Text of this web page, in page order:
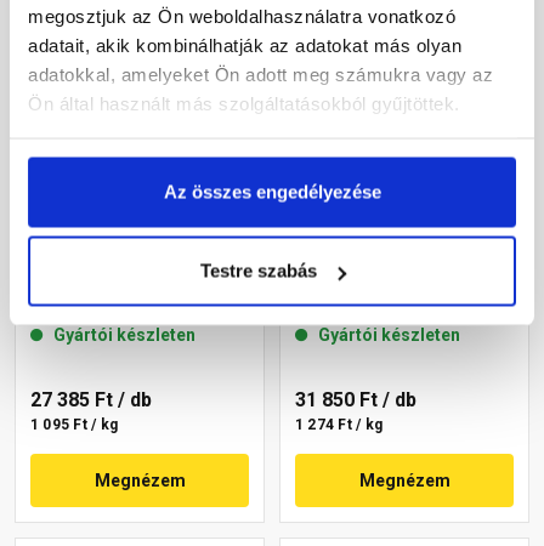
megosztjuk az Ön weboldalhasználatra vonatkozó
adatait, akik kombinálhatják az adatokat más olyan
adatokkal, amelyeket Ön adott meg számukra vagy az
Ön által használt más szolgáltatásokból gyűjtöttek.
Az összes engedélyezése
Testre szabás
Masterplast
16-C 25 kg
Gyártói készleten
27 385 Ft / db
1 095 Ft / kg
Megnézem
Masterplast
Thermomaster akril
07-C 25 kg
Gyártói készleten
31 850 Ft / db
1 274 Ft / kg
Megnézem